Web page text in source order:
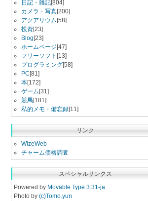
日記・雑記[804]
カメラ・写真[200]
アクアリウム [58]
投資[23]
Blog [23]
ホームページ [47]
フリーソフト [13]
プログラミング[58]
PC [81]
本[172]
ゲーム [31]
競馬[181]
私的メモ・備忘録[11]
リンク
WizeWeb
チャーム価格調査
スペシャルサンクス
Powered by Movable Type 3.31-ja
Photo by (c)Tomo.yun